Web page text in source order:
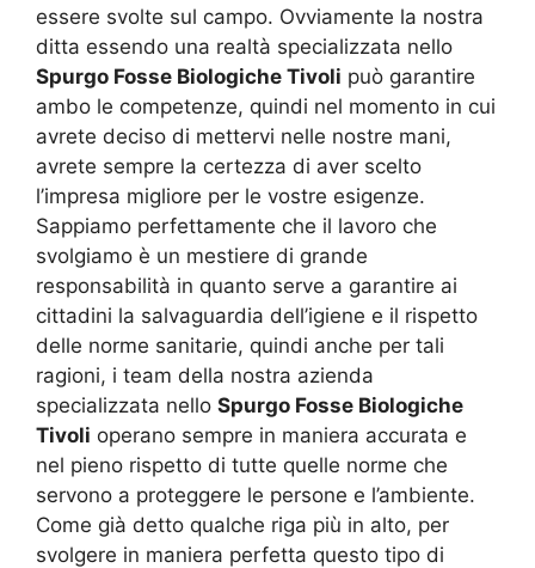
essere svolte sul campo. Ovviamente la nostra
ditta essendo una realtà specializzata nello
Spurgo Fosse Biologiche Tivoli può garantire
ambo le competenze, quindi nel momento in cui
avrete deciso di mettervi nelle nostre mani,
avrete sempre la certezza di aver scelto
l’impresa migliore per le vostre esigenze.
Sappiamo perfettamente che il lavoro che
svolgiamo è un mestiere di grande
responsabilità in quanto serve a garantire ai
cittadini la salvaguardia dell’igiene e il rispetto
delle norme sanitarie, quindi anche per tali
ragioni, i team della nostra azienda
specializzata nello Spurgo Fosse Biologiche
Tivoli operano sempre in maniera accurata e
nel pieno rispetto di tutte quelle norme che
servono a proteggere le persone e l’ambiente.
Come già detto qualche riga più in alto, per
svolgere in maniera perfetta questo tipo di